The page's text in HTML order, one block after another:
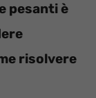
pesanti è
risolvere